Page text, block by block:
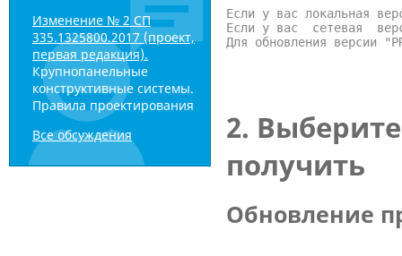
Изменение № 2 СП
335.1325800.2017 (проект,
первая редакция).
Крупнопанельные
конструктивные системы.
Правила проектирования
Все обсуждения
Если у вас локальная
Если у вас  сетевая
Для обновления версии
2.
получить
Обновление